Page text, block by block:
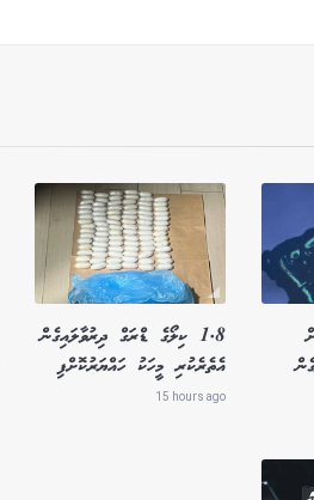
1.8 ކިލޯގެ ޑްރަގް ދިރުވާލައިގެން
އެތެރެކުރި މީހަކު ހައްޔަރުކޮށްފި
15 hours ago